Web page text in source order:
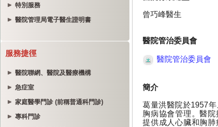
特別服務
醫院管理局電子醫生證明書
服務捷徑
醫院聯網、醫院及醫療機構
急症室
家庭醫學門診 (前稱普通科門診)
專科門診